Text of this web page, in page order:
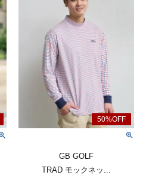
GB GOLF
TRAD モックネッ...